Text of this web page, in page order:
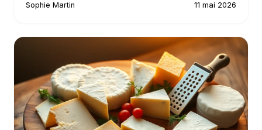
Sophie Martin 11 mai 2026